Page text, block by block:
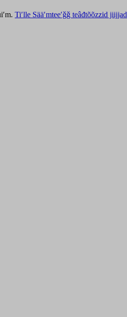
Tiʹlle Sääʹmteeʹǧǧ teâđtõõzzid jiijjad